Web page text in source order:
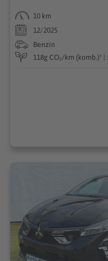
10 km
12/2025
Benzin
118g CO₂/km (komb.)* |